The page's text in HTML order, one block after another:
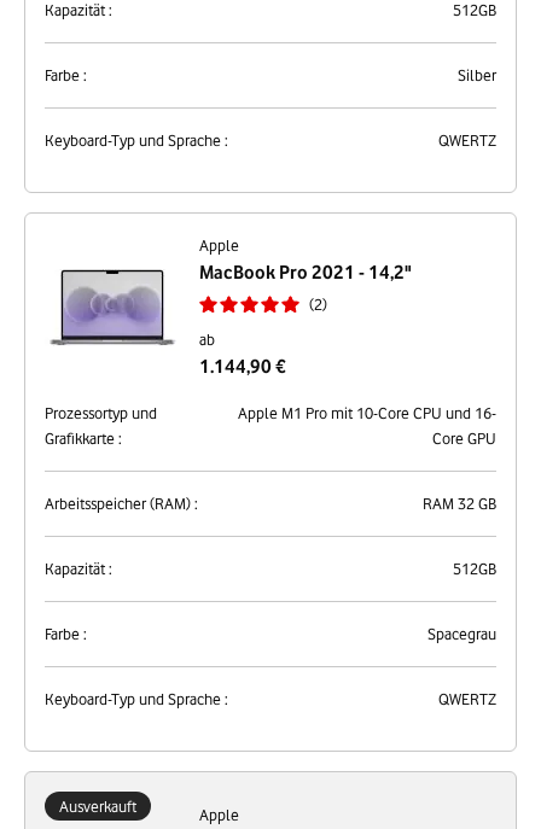
Kapazität : 512GB
Farbe : Silber
Keyboard-Typ und Sprache : QWERTZ
Apple
MacBook Pro 2021 - 14,2"
2
ab
1.144,90 €
Prozessortyp und
Grafikkarte :
Apple M1 Pro mit 10-Core CPU und 16-
Core GPU
Arbeitsspeicher (RAM) : RAM 32 GB
Kapazität : 512GB
Farbe : Spacegrau
Keyboard-Typ und Sprache : QWERTZ
Ausverkauft Apple